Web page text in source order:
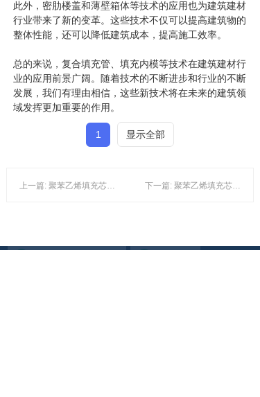
此外，密肋楼盖和薄壁箱体等技术的应用也为建筑建材
行业带来了新的变革。这些技术不仅可以提高建筑物的
整体性能，还可以降低建筑成本，提高施工效率。
总的来说，复合填充管、填充内模等技术在建筑建材行
业的应用前景广阔。随着技术的不断进步和行业的不断
发展，我们有理由相信，这些新技术将在未来的建筑领
域发挥更加重要的作用。
1 显示全部
上一篇: 聚苯乙烯填充芯模与泡沫填充管：行业新趋势与热点探讨 下一篇: 聚苯乙烯填充芯模与泡沫填充管在建筑建材行业的应用及发展趋势